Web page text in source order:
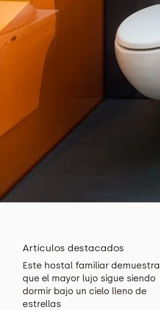
Artículos destacados
Este hostal familiar demuestra
que el mayor lujo sigue siendo
dormir bajo un cielo lleno de
estrellas